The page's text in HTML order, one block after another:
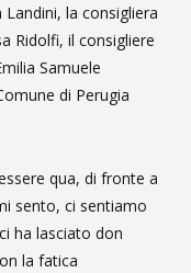
la consigliera
Ridolfi, il consigliere
Samuele
di Perugia
qua, di fronte a
sento, ci sentiamo
ha lasciato don
la fatica